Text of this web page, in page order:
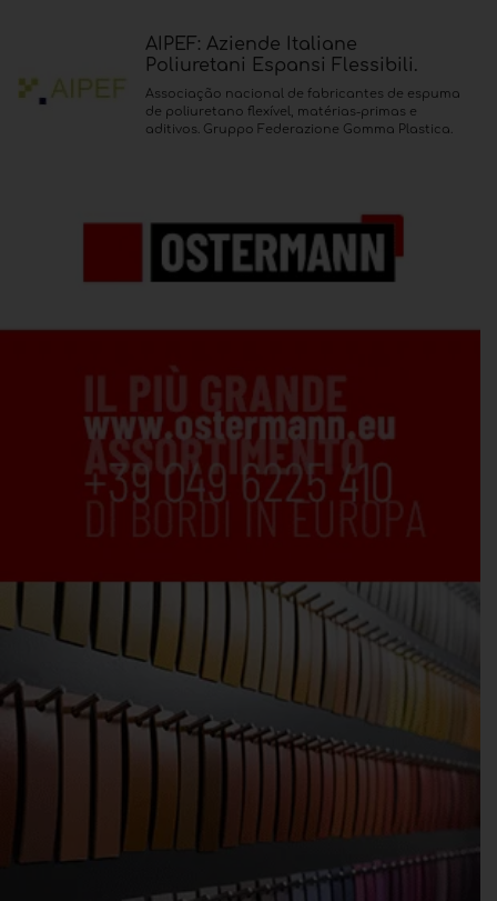
AIPEF: Aziende Italiane
Poliuretani Espansi Flessibili.
Associação nacional de fabricantes de espuma
de poliuretano flexível, matérias-primas e
aditivos. Gruppo Federazione Gomma Plastica.